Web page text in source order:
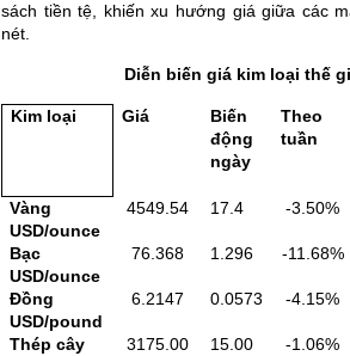
sách tiền tệ, khiến xu hướng giá giữa các
nét.
Diễn biến giá kim loại thế
Kim loại Giá
Biến
động
ngày
Theo
tuần
Vàng
USD/ounce
4549.54 17.4 -3.50%
Bạc
USD/ounce
76.368 1.296 -11.68%
Đồng
USD/pound
6.2147 0.0573 -4.15%
Thép cây
3175.00 15.00 -1.06%